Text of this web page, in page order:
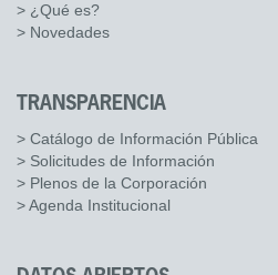
> ¿Qué es?
> Novedades
TRANSPARENCIA
> Catálogo de Información Pública
> Solicitudes de Información
> Plenos de la Corporación
> Agenda Institucional